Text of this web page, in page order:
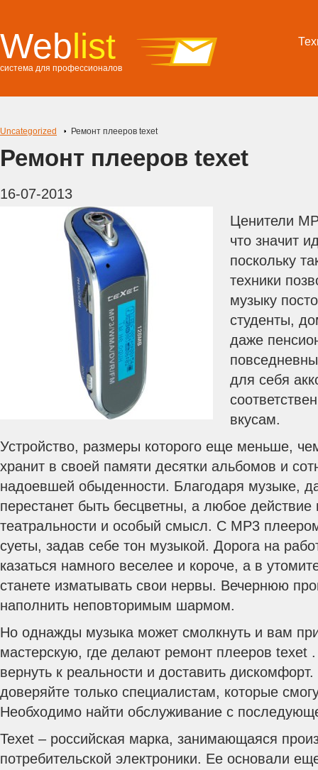
Weblist
система для профессионалов
Uncategorized Ремонт плееров texet
Ремонт плееров texet
16-07-2013
Ценители
что значит
поскольку
техники
музыку
студенты,
даже
для себя
вкусам.
Устройство, размеры которого еще меньше,
хранит в своей памяти десятки альбомов и
надоевшей обыденности. Благодаря музыке,
перестанет быть бесцветны, а любое действие
театральности и особый смысл. С МР3
суеты, задав себе тон музыкой. Дорога на
казаться намного веселее и короче, а в
станете изматывать свои нервы. Вечернюю
наполнить неповторимым шармом.
Но однажды музыка может смолкнуть и вам
мастерскую, где делают ремонт плееров texet
вернуть к реальности и доставить
доверяйте только специалистам, которые
Необходимо найти обслуживание с
Texet – российская марка, занимающаяся
потребительской электроники. Ее основали